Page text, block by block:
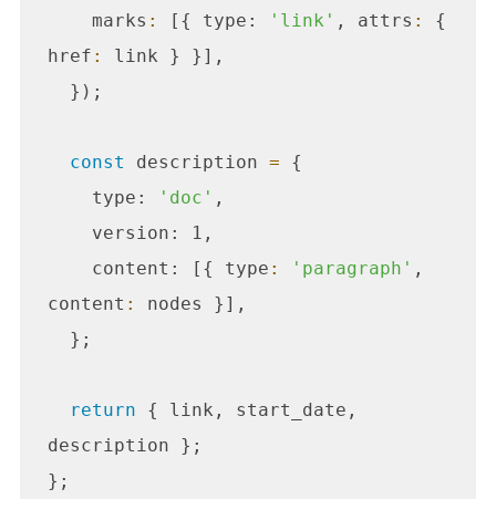
    marks
: [{ type: 'link' , attrs :
{
href :
link } }],
const description = {
    type:
'doc' ,
    content: [{ type
: 'paragraph' ,
content :
nodes }],
return { link, start_date,
description };